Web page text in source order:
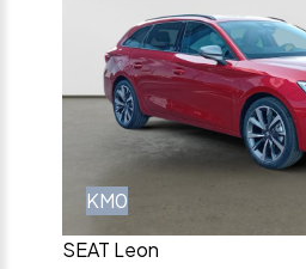
KM0
SEAT Leon